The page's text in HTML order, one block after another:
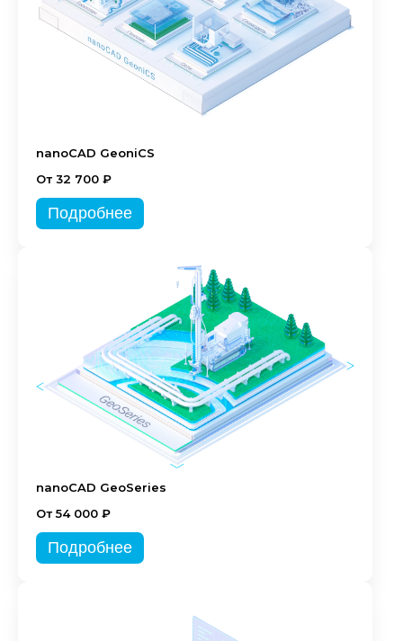
nanoCAD GeoniCS
От 32 700 ₽
Подробнее
nanoCAD GeoSeries
От 54 000 ₽
Подробнее